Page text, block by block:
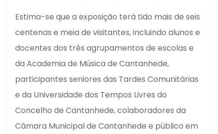
Estima-se que a exposição terá tido mais de seis
centenas e meia de visitantes, incluindo alunos e
docentes dos três agrupamentos de escolas e
da Academia de Música de Cantanhede,
participantes seniores das Tardes Comunitárias
e da Universidade dos Tempos Livres do
Concelho de Cantanhede, colaboradores da
Câmara Municipal de Cantanhede e público em